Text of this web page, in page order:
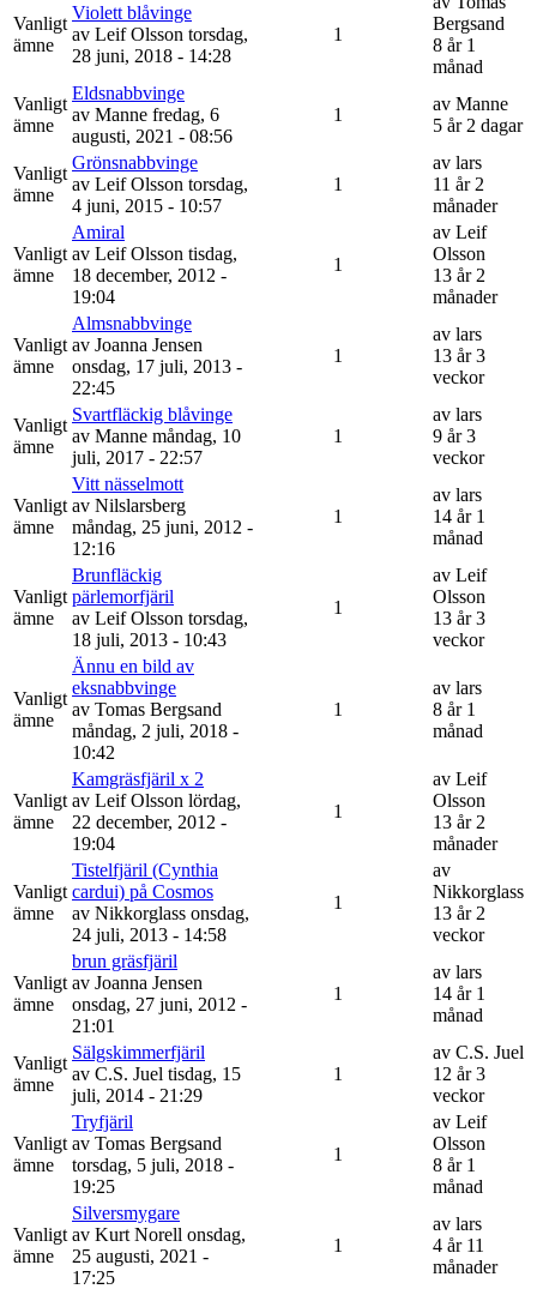
Vanligt
ämne
Violett blåvinge
av Leif Olsson torsdag,
28 juni, 2018 - 14:28
1
Bergsand
8 år 1
månad
Vanligt
ämne
Eldsnabbvinge
av Manne fredag, 6
augusti, 2021 - 08:56
1
av Manne
5 år 2 dagar
Vanligt
ämne
Grönsnabbvinge
av Leif Olsson torsdag,
4 juni, 2015 - 10:57
1
av lars
11 år 2
månader
Vanligt
ämne
Amiral
av Leif Olsson tisdag,
18 december, 2012 -
19:04
1
av Leif
Olsson
13 år 2
månader
Vanligt
ämne
Almsnabbvinge
av Joanna Jensen
onsdag, 17 juli, 2013 -
22:45
1
av lars
13 år 3
veckor
Vanligt
ämne
Svartfläckig blåvinge
av Manne måndag, 10
juli, 2017 - 22:57
1
av lars
9 år 3
veckor
Vanligt
ämne
Vitt nässelmott
av Nilslarsberg
måndag, 25 juni, 2012 -
12:16
1
av lars
14 år 1
månad
Vanligt
ämne
Brunfläckig
pärlemorfjäril
av Leif Olsson torsdag,
18 juli, 2013 - 10:43
1
av Leif
Olsson
13 år 3
veckor
Vanligt
ämne
Ännu en bild av
eksnabbvinge
av Tomas Bergsand
måndag, 2 juli, 2018 -
10:42
1
av lars
8 år 1
månad
Vanligt
ämne
Kamgräsfjäril x 2
av Leif Olsson lördag,
22 december, 2012 -
19:04
1
av Leif
Olsson
13 år 2
månader
Vanligt
ämne
Tistelfjäril (Cynthia
cardui) på Cosmos
av Nikkorglass onsdag,
24 juli, 2013 - 14:58
1
av
Nikkorglass
13 år 2
veckor
Vanligt
ämne
brun gräsfjäril
av Joanna Jensen
onsdag, 27 juni, 2012 -
21:01
1
av lars
14 år 1
månad
Vanligt
ämne
Sälgskimmerfjäril
av C.S. Juel tisdag, 15
juli, 2014 - 21:29
1
av C.S. Juel
12 år 3
veckor
Vanligt
ämne
Tryfjäril
av Tomas Bergsand
torsdag, 5 juli, 2018 -
19:25
1
av Leif
Olsson
8 år 1
månad
Vanligt
ämne
Silversmygare
av Kurt Norell onsdag,
25 augusti, 2021 -
17:25
1
av lars
4 år 11
månader